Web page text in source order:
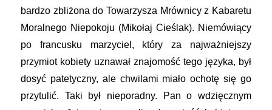
bardzo zbliżona do Towarzysza Mrównicy z Kabaretu
Moralnego Niepokoju (Mikołaj Cieślak). Niemówiący
po francusku marzyciel, który za najważniejszy
przymiot kobiety uznawał znajomość tego języka, był
dosyć patetyczny, ale chwilami miało ochotę się go
przytulić. Taki był nieporadny. Pan o wdzięcznym